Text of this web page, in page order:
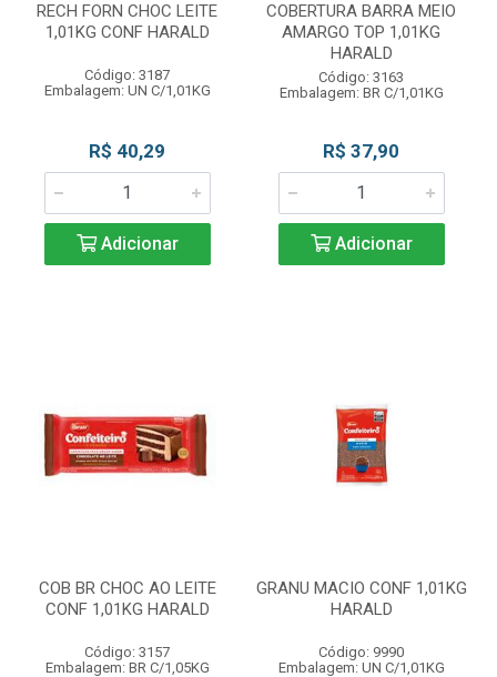
RECH FORN CHOC LEITE
1,01KG CONF HARALD
Código: 3187
Embalagem: UN C/1,01KG
R$ 40,29
Adicionar
COBERTURA BARRA MEIO
AMARGO TOP 1,01KG
HARALD
Código: 3163
Embalagem: BR C/1,01KG
R$ 37,90
Adicionar
COB BR CHOC AO LEITE
CONF 1,01KG HARALD
Código: 3157
Embalagem: BR C/1,05KG
GRANU MACIO CONF 1,01KG
HARALD
Código: 9990
Embalagem: UN C/1,01KG